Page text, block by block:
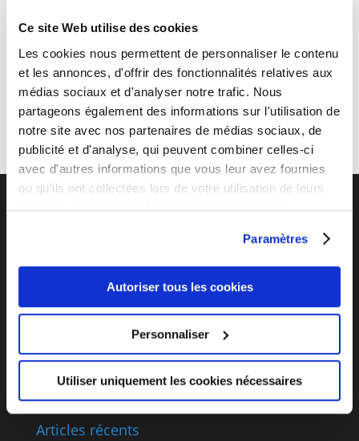
Ce site Web utilise des cookies
Les cookies nous permettent de personnaliser le contenu
et les annonces, d'offrir des fonctionnalités relatives aux
médias sociaux et d'analyser notre trafic. Nous
partageons également des informations sur l'utilisation de
notre site avec nos partenaires de médias sociaux, de
publicité et d'analyse, qui peuvent combiner celles-ci
avec d'autres informations que vous leur avez fournies
ou qu'ils ont collectées lors de votre utilisation de leurs
services. Vous consentez à nos cookies si vous
Paramètres
Autoriser tous les cookies
Personnaliser
Utiliser uniquement les cookies nécessaires
Installation des outils statistiques sur le site et
installation de Google Analytics.
←Carrefour market Belgique SPACE FUN GAMES→
Vos défis sont les nôtres
La croissance du e-commerce n’est plus à démontrer
Notre expérience et nos plusieurs 'succes story" de
e-commerce internet sur le terrain nous impose
Notre expertise nous permet de vous proposer des
solutions de vente en ligne puissantes, éprouvées et
totalement personnalisables.
Articles récents